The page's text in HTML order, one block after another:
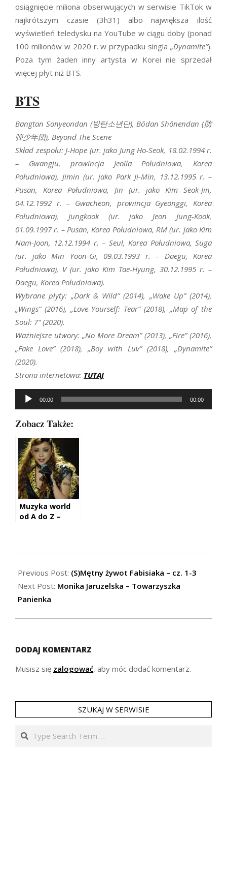
osiągnięcie miliona obserwujących w serwisie TikTok w
najkrótszym czasie (3h31) albo największa ilość
wyświetleń teledysku na YouTube w ciągu doby (ponad
100 milionów w 2020 r. w przypadku singla „Dynamite”).
Poza tym żaden inny artysta w Korei nie sprzedał
więcej płyt niż BTS.
BTS
Bangtan Sonyeondan (방탄소년단), Bōdan Shōnendan (防
弾少年団), Beyond The Scene
Skład zespołu: J-Hope (ur. jako Jung Ho-Seok, 18.02.1994 r.
– Gwangju, prowincja Jeolla Południowa, Korea
Południowa), Jimin (ur. jako Park Ji-Min, 13.12.1995 r. –
Pusan, Korea Południowa, Jin (ur. jako Kim Seok-Jin,
04.12.1992 r. – Gwacheon, prowincja Gyeonggi, Korea
Południowa), Jungkook (ur. jako Jeon Jung-Kook,
01.09.1997 r. – Pusan, Korea Południowa, RM (ur. jako Kim
Nam-Joon, 12.12.1994 r. – Seul, Korea Południowa, Suga
(ur. jako Min Yoon-Gi, 09.03.1993 r. – Daegu, Korea
Południowa), V (ur. jako Kim Tae-Hyung, 30.12.1995 r. –
Daegu, Korea Południowa).
Wybrane płyty: „Dark & Wild” (2014), „Wake Up” (2014),
„Wings” (2016), „Love Yourself: Tear” (2018), „Map of the
Soul: 7” (2020).
Ważniejsze utwory: „No More Dream” (2013), „Fire” (2016),
„Fake Love” (2018), „Boy with Luv” (2018), „Dynamite”
(2020).
Strona internetowa: TUTAJ
Odtwarzacz
plików
dźwiękowych
00:00 00:00
Zobacz Także:
Muzyka world
od A do Z –
08-
30
Previous Post: (S)Mętny żywot Fabisiaka – cz. 1-3
Next Post: Monika Jaruzelska – Towarzyszka
Panienka
DODAJ KOMENTARZ
Musisz się zalogować, aby móc dodać komentarz.
SZUKAJ W SERWISIE
Search